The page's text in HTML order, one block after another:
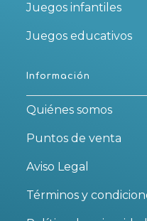
Juegos infantiles
Juegos educativos
Información
Quiénes somos
Puntos de venta
Aviso Legal
Términos y